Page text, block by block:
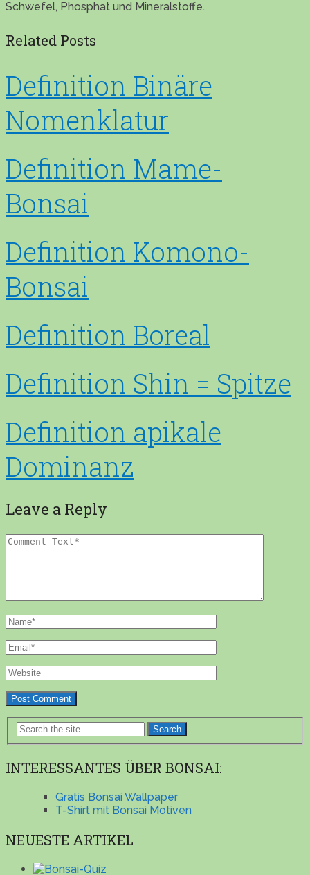
Schwefel, Phosphat und Mineralstoffe.
Related Posts
Definition Binäre
Nomenklatur
Definition Mame-
Bonsai
Definition Komono-
Bonsai
Definition Boreal
Definition Shin = Spitze
Definition apikale
Dominanz
Leave a Reply
Search
INTERESSANTES ÜBER BONSAI:
Gratis Bonsai Wallpaper
T-Shirt mit Bonsai Motiven
NEUESTE ARTIKEL